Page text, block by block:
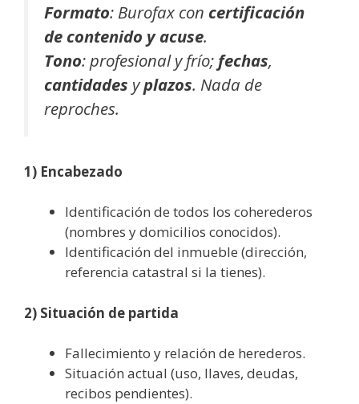
Formato: Burofax con certificación
de contenido y acuse.
Tono: profesional y frío; fechas,
cantidades yplazos. Nada de
reproches.
1) Encabezado
Identificación de todos los coherederos
(nombres y domicilios conocidos).
Identificación del inmueble (dirección,
referencia catastral si la tienes).
2) Situación de partida
Fallecimiento y relación de herederos.
Situación actual (uso, llaves, deudas,
recibos pendientes).